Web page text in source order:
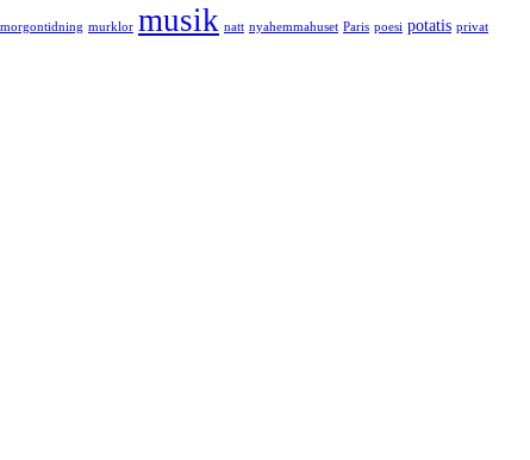
morgontidning murklor musik natt nyahemmahuset Paris poesi potatis privat